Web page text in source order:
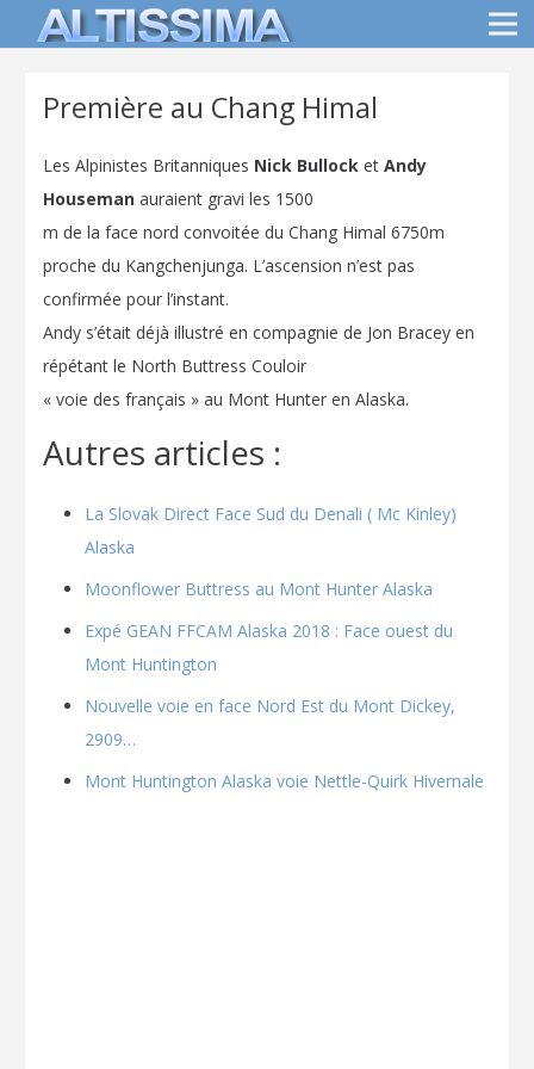
Première au Chang Himal
Les Alpinistes Britanniques Nick Bullock et Andy
Houseman auraient gravi les 1500
m de la face nord convoitée du Chang Himal 6750m
proche du Kangchenjunga. L’ascension n’est pas
confirmée pour l’instant.
Andy s’était déjà illustré en compagnie de Jon Bracey en
répétant le North Buttress Couloir
« voie des français » au Mont Hunter en Alaska.
Autres articles :
La Slovak Direct Face Sud du Denali ( Mc Kinley)
Alaska
Moonflower Buttress au Mont Hunter Alaska
Expé GEAN FFCAM Alaska 2018 : Face ouest du
Mont Huntington
Nouvelle voie en face Nord Est du Mont Dickey,
2909…
Mont Huntington Alaska voie Nettle-Quirk Hivernale